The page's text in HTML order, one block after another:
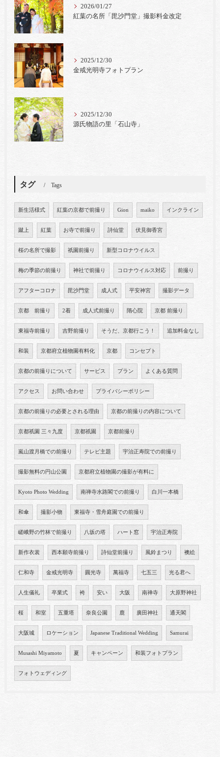
2026/01/27
紅葉の名所「毘沙門堂」撮影料金改定
2025/12/30
金戒光明寺フォトプラン
2025/12/30
源氏物語の里「石山寺」
タグ Tags
新生活様式 紅葉の京都で前撮り Gion maiko インクライン
蹴上 紅葉 お寺で前撮り 詩仙堂 伏見御香宮
桜の名所で撮影 祇園前撮り 新型コロナウイルス
梅の季節の前撮り 神社で前撮り コロナウイルス対応 前撮り
アフターコロナ 毘沙門堂 成人式 平安神宮 撮影データ
京都 前撮り 2着 成人式前撮り 隋心院 京都 前撮り
東福寺前撮り 吉野前撮り そうだ、京都行こう！ 追加料金なし
和装 京都府立植物園有料化 京都 コンセプト
京都の前撮りについて サービス プラン よくある質問
アクセス お問い合わせ プライバシーポリシー
京都の前撮りの必要とされる理由 京都の前撮りの内容について
京都祇園 三々九度 京都祇園 京都前撮り
嵐山渡月橋での前撮り テレビ主題 宇治正寿院での前撮り
撮影無料の円山公園 京都府立植物園の撮影が有料に
Kyoto Photo Wedding 南禅寺水路閣での前撮り 白川一本橋
和傘 撮影小物 東福寺・雪舟庭園での前撮り
嵯峨野の竹林で前撮り 八坂の塔 ハート窓 宇治正寿院
新作衣裳 西本願寺前撮り 詩仙堂前撮り 風鈴まつり 襖絵
仁和寺 金戒光明寺 圓光寺 萬福寺 七五三 光る君へ
人生儀礼 卒業式 袴 安い 大阪 南禅寺 大原野神社
桜 和室 五重塔 奈良公園 鹿 廣田神社 通天閣
大阪城 ロケーション Japanese Traditional Wedding Samurai
Musashi Miyamoto 夏 キャンペーン 和装フォトプラン
フォトウェディング